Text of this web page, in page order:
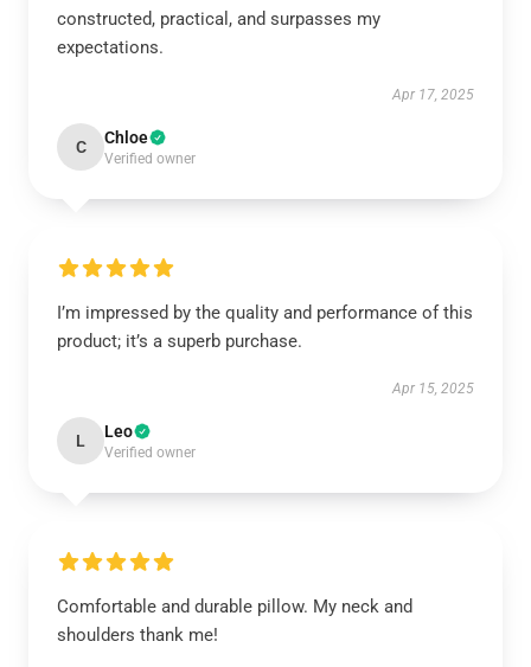
constructed, practical, and surpasses my
expectations.
Apr 17, 2025
C Chloe
Verified owner
I’m impressed by the quality and performance of this
product; it’s a superb purchase.
Apr 15, 2025
L Leo
Verified owner
Comfortable and durable pillow. My neck and
shoulders thank me!